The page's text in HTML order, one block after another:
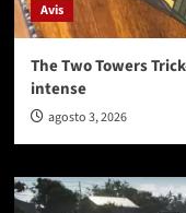
Avis
The Two Towers
intense
agosto 3, 2026